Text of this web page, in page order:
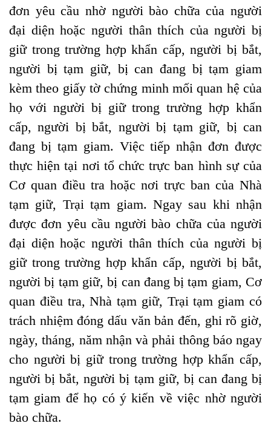
đơn yêu cầu nhờ người bào chữa của người
đại diện hoặc người thân thích của người bị
giữ trong trường hợp khẩn cấp, người bị bắt,
người bị tạm giữ, bị can đang bị tạm giam
kèm theo giấy tờ chứng minh mối quan hệ của
họ với người bị giữ trong trường hợp khẩn
cấp, người bị bắt, người bị tạm giữ, bị can
đang bị tạm giam. Việc tiếp nhận đơn được
thực hiện tại nơi tổ chức trực ban hình sự của
Cơ quan điều tra hoặc nơi trực ban của Nhà
tạm giữ, Trại tạm giam. Ngay sau khi nhận
được đơn yêu cầu người bào chữa của người
đại diện hoặc người thân thích của người bị
giữ trong trường hợp khẩn cấp, người bị bắt,
người bị tạm giữ, bị can đang bị tạm giam, Cơ
quan điều tra, Nhà tạm giữ, Trại tạm giam có
trách nhiệm đóng dấu văn bản đến, ghi rõ giờ,
ngày, tháng, năm nhận và phải thông báo ngay
cho người bị giữ trong trường hợp khẩn cấp,
người bị bắt, người bị tạm giữ, bị can đang bị
tạm giam để họ có ý kiến về việc nhờ người
bào chữa.